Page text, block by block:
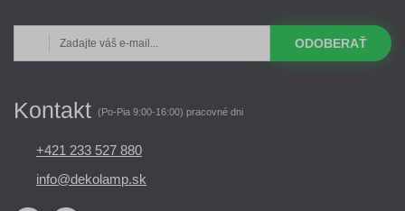
ODOBERAŤ
Kontakt (Po-Pia 9:00-16:00) pracovné dni
+421 233 527 880
info@dekolamp.sk